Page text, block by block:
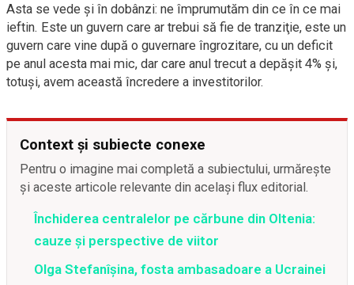
Asta se vede şi în dobânzi: ne împrumutăm din ce în ce mai
ieftin. Este un guvern care ar trebui să fie de tranziţie, este un
guvern care vine după o guvernare îngrozitare, cu un deficit
pe anul acesta mai mic, dar care anul trecut a depăşit 4% şi,
totuşi, avem această încredere a investitorilor.
Context și subiecte conexe
Pentru o imagine mai completă a subiectului, urmărește
și aceste articole relevante din același flux editorial.
Închiderea centralelor pe cărbune din Oltenia:
cauze și perspective de viitor
Olga Stefanîşina, fosta ambasadoare a Ucrainei